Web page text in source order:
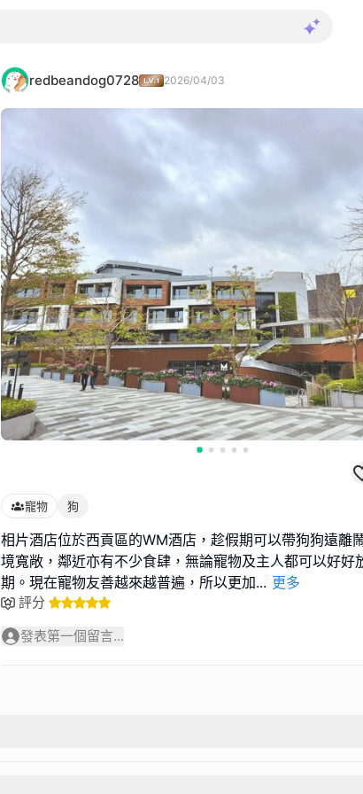
redbeandog0728 2026/04/03
寵物 狗
相片酒店位於西貢區的WM酒店，趁假期可以帶狗狗遠離
境寬敞，鄰近亦有不少食肆，無論寵物及主人都可以好好
期。現在寵物友善越來越普遍，所以更加... 更多
評分
發表第一個留言...